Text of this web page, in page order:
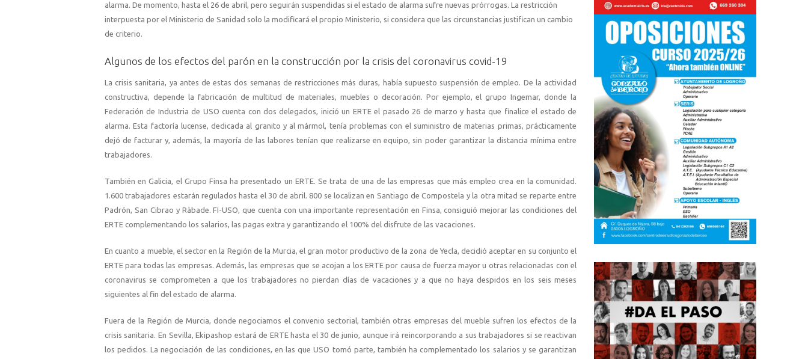
alarma. De momento, hasta el 26 de abril, pero seguirán suspendidas si el estado de alarma sufre nuevas prórrogas. La restricción
interpuesta por el Ministerio de Sanidad solo la modificará el propio Ministerio, si considera que las circunstancias justifican un cambio
de criterio.
Algunos de los efectos del parón en la construcción por la crisis del coronavirus covid-19
La crisis sanitaria, ya antes de estas dos semanas de restricciones más duras, había supuesto suspensión de empleo. De la actividad
constructiva, depende la fabricación de multitud de materiales, muebles o decoración. Por ejemplo, el grupo Ingemar, donde la
Federación de Industria de USO cuenta con dos delegados, inició un ERTE el pasado 26 de marzo y hasta que finalice el estado de
alarma. Esta factoría lucense, dedicada al granito y al mármol, tenía problemas con el suministro de materias primas, prácticamente
dejó de facturar y, además, la mayoría de las labores tenían que realizarse en equipo, sin poder garantizar la distancia mínima entre
trabajadores.
También en Galicia, el Grupo Finsa ha presentado un ERTE. Se trata de una de las empresas que más empleo crea en la comunidad.
1.600 trabajadores estarán regulados hasta el 30 de abril. 800 se localizan en Santiago de Compostela y la otra mitad se reparte entre
Padrón, San Cibrao y Ràbade. FI-USO, que cuenta con una importante representación en Finsa, consiguió mejorar las condiciones del
ERTE complementando los salarios, las pagas extra y garantizando el 100% del disfrute de las vacaciones.
En cuanto a mueble, el sector en la Región de la Murcia, el gran motor productivo de la zona de Yecla, decidió aceptar en su conjunto el
ERTE para todas las empresas. Además, las empresas que se acojan a los ERTE por causa de fuerza mayor u otras relacionadas con el
coronavirus se comprometen a que los trabajadores no pierdan días de vacaciones y a que no haya despidos en los seis meses
siguientes al fin del estado de alarma.
Fuera de la Región de Murcia, donde negociamos el convenio sectorial, también otras empresas del mueble sufren los efectos de la
crisis sanitaria. En Sevilla, Ekipashop estará de ERTE hasta el 30 de junio, aunque irá reincorporando a sus trabajadores si se reactivan
los pedidos. La negociación de las condiciones, en las que USO tomó parte, también ha complementado los salarios y se garantizan